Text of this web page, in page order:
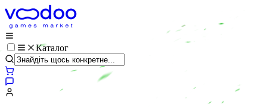
Каталог